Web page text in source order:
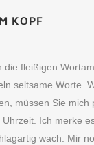
KOPF
die fleißigen
seltsame Worte.
müssen Sie mich
Uhrzeit. Ich merke
wach. Mir